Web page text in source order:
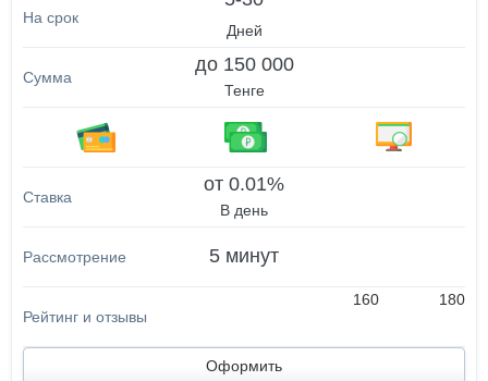
Дней
до 150 000
Тенге
от 0.01%
В день
5 минут
160 180
Оформить